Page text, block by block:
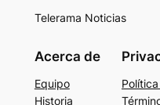
Telerama Noticias
Acerca de
Equipo
Historia